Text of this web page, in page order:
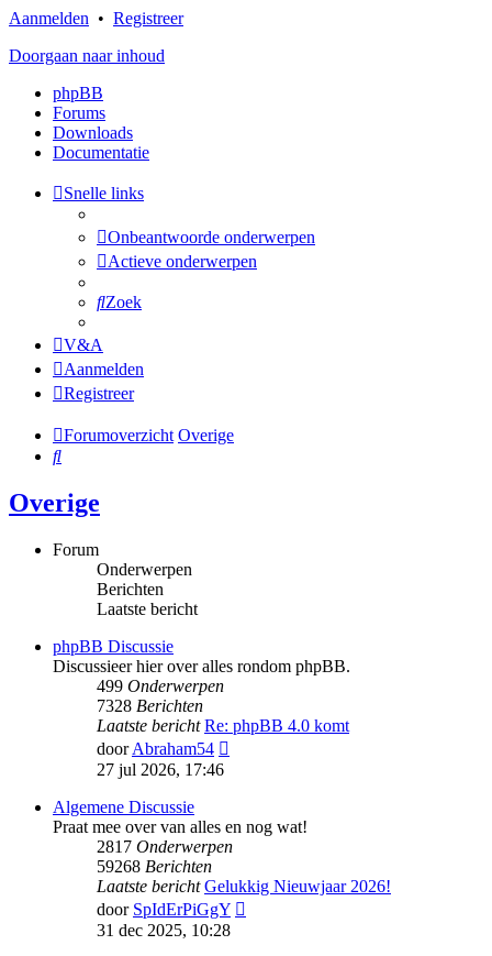
Aanmelden • Registreer
Doorgaan naar inhoud
phpBB
Forums
Downloads
Documentatie
Snelle links
Onbeantwoorde onderwerpen
Actieve onderwerpen
Zoek
V&A
Aanmelden
Registreer
Forumoverzicht Overige
Zoek
Overige
Forum
Onderwerpen
Berichten
Laatste bericht
phpBB Discussie
Discussieer hier over alles rondom phpBB.
499 Onderwerpen
7328 Berichten
Laatste bericht Re: phpBB 4.0 komt
doorAbraham54
27 jul 2026, 17:46
Algemene Discussie
Praat mee over van alles en nog wat!
2817 Onderwerpen
59268 Berichten
Laatste bericht Gelukkig Nieuwjaar 2026!
door SpIdErPiGgY
31 dec 2025, 10:28